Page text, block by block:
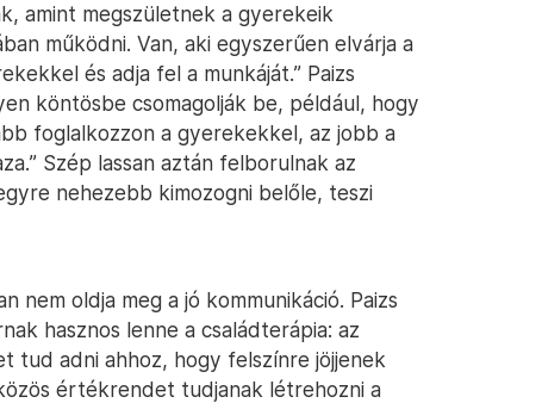
amint megszületnek a gyerekeik
működni. Van, aki egyszerűen elvárja a
és adja fel a munkáját.” Paizs
köntösbe csomagolják be, például, hogy
foglalkozzon a gyerekekkel, az jobb a
Szép lassan aztán felborulnak az
nehezebb kimozogni belőle, teszi
nem oldja meg a jó kommunikáció. Paizs
hasznos lenne a családterápia: az
tud adni ahhoz, hogy felszínre jöjjenek
értékrendet tudjanak létrehozni a